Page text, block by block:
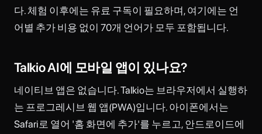
다. 체험 이후에는 유료 구독이 필요하며, 여기에는 언
어별 추가 비용 없이 70개 언어가 모두 포함됩니다.
Talkio AI에 모바일 앱이 있나요?
네이티브 앱은 없습니다. Talkio는 브라우저에서 실행하
는 프로그레시브 웹 앱(PWA)입니다. 아이폰에서는
Safari로 열어 '홈 화면에 추가'를 누르고, 안드로이드에